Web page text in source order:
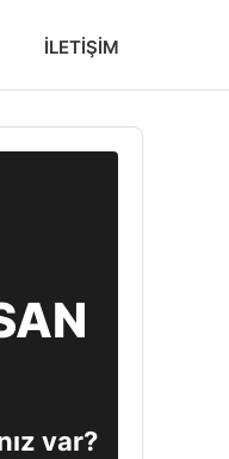
İLETIŞIM
var?